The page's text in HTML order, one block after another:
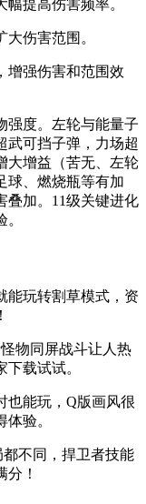
提高伤害频率。
伤害范围。
增强伤害和范围效
强度。左轮与能量子
武可挡子弹，力场超
大增益（苦无、左轮
球、燃烧瓶等有加
叠加。11级关键进化
能玩转割草模式，资
物同屏战斗让人热
载试试。
也能玩，Q版画风很
验。
都不同，捍卫者技能
！